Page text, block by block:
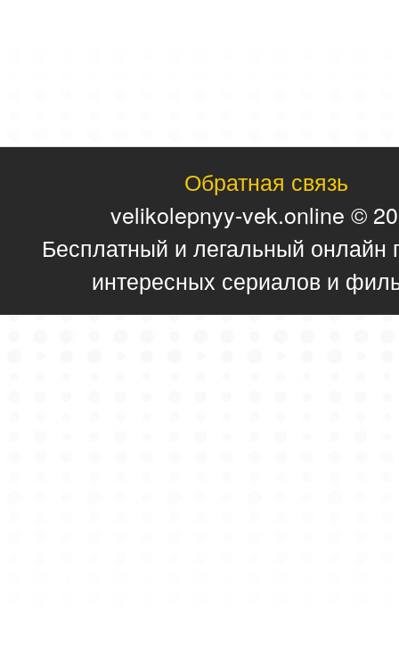
Обратная связь
velikolepnyy-vek.online ©
Бесплатный и легальный онлайн
интересных сериалов и